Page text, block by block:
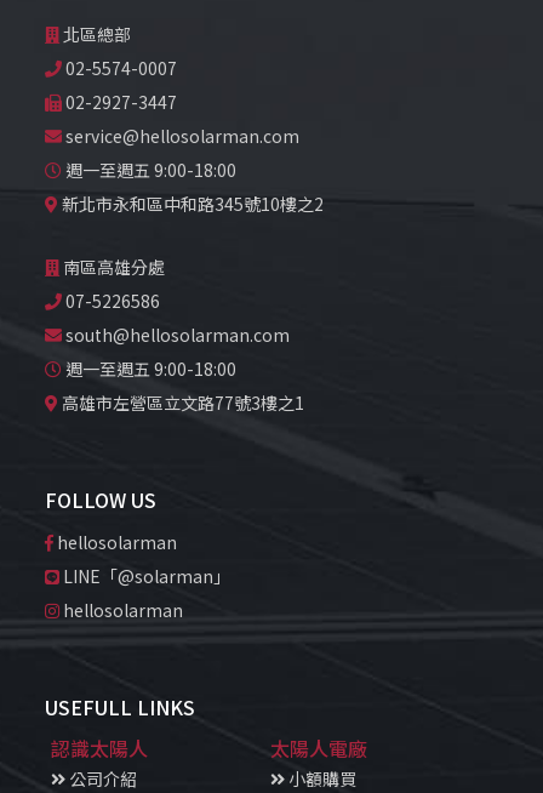
北區總部
02-5574-0007
02-2927-3447
service@hellosolarman.com
週一至週五 9:00-18:00
新北市永和區中和路345號10樓之2
南區高雄分處
07-5226586
south@hellosolarman.com
週一至週五 9:00-18:00
高雄市左營區立文路77號3樓之1
FOLLOW US
hellosolarman
LINE「@solarman」
hellosolarman
USEFULL LINKS
認識太陽人
公司介紹
太陽人電廠
小額購買